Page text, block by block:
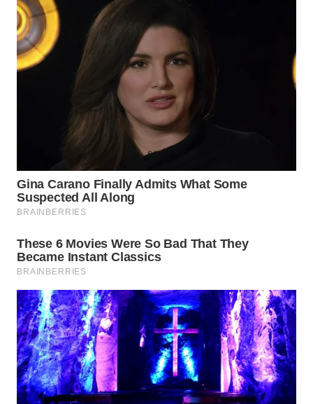
TENGAH
WN DELI
SERDANG
PAKPAK
WN
WN
WN
BOGOR
WN
DEPOK